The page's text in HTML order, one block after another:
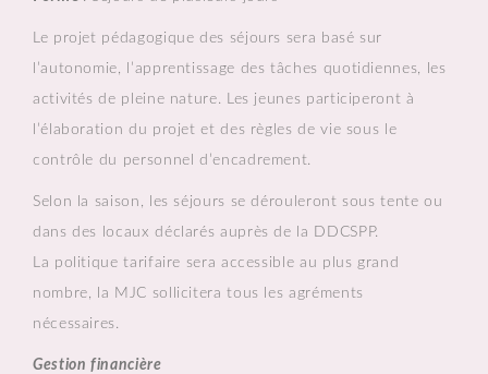
Le projet pédagogique des séjours sera basé sur
l’autonomie, l’apprentissage des tâches quotidiennes, les
activités de pleine nature. Les jeunes participeront à
l’élaboration du projet et des règles de vie sous le
contrôle du personnel d’encadrement.
Selon la saison, les séjours se dérouleront sous tente ou
dans des locaux déclarés auprès de la DDCSPP.
La politique tarifaire sera accessible au plus grand
nombre, la MJC sollicitera tous les agréments
nécessaires.
Gestion financière